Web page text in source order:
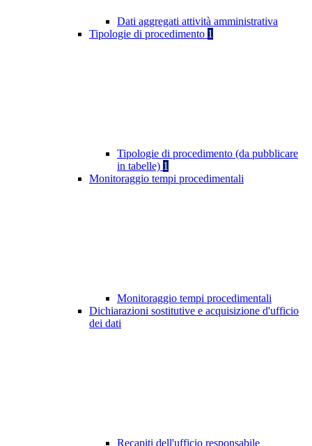
Dati aggregati attività amministrativa
Tipologie di procedimento 1
Tipologie di procedimento (da pubblicare
in tabelle) 1
Monitoraggio tempi procedimentali
Monitoraggio tempi procedimentali
Dichiarazioni sostitutive e acquisizione d'ufficio
dei dati
Recapiti dell'ufficio responsabile